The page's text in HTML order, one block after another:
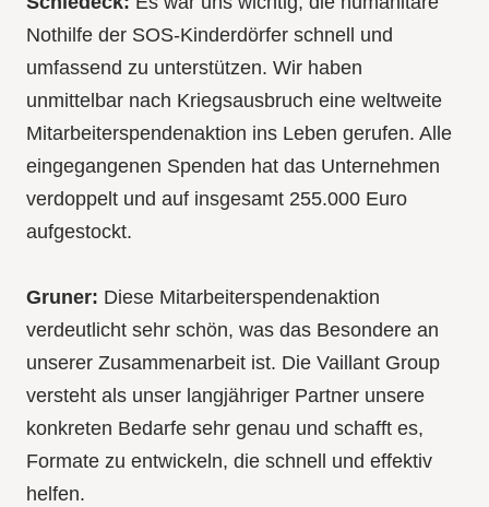
Nothilfe der SOS-Kinderdörfer schnell und
umfassend zu unterstützen. Wir haben
unmittelbar nach Kriegsausbruch eine weltweite
Mitarbeiterspendenaktion ins Leben gerufen. Alle
eingegangenen Spenden hat das Unternehmen
verdoppelt und auf insgesamt 255.000 Euro
aufgestockt.
Gruner: Diese Mitarbeiterspendenaktion
verdeutlicht sehr schön, was das Besondere an
unserer Zusammenarbeit ist. Die Vaillant Group
versteht als unser langjähriger Partner unsere
konkreten Bedarfe sehr genau und schafft es,
Formate zu entwickeln, die schnell und effektiv
helfen.